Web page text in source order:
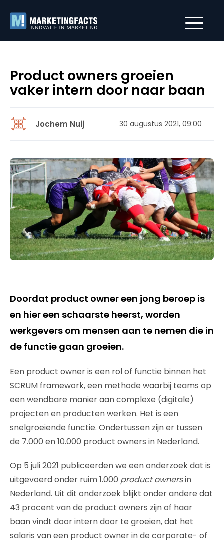
Product owners groeien
vaker intern door naar baan
Jochem Nuij 30 augustus 2021, 09:00
Doordat product owner een jong beroep is
en hier een schaarste heerst, worden
werkgevers om mensen aan te nemen die in
de functie gaan groeien.
Een product owner is een rol of functie binnen het
SCRUM framework, een methode waarbij teams op
een wendbare manier aan complexe (digitale)
projecten en producten werken. Het is een
snelgroeiende functie. Ondertussen zijn er tussen
de 7.000 en 10.000 product owners in Nederland.
Op 5 juli 2021 publiceerden we een onderzoek dat is
uitgevoerd onder ruim 1.000 product ownersin
Nederland. Uit dit onderzoek blijkt onder andere dat
43 procent van de product owners zijn of haar
baan vindt door intern door te groeien, dat het
salaris van een product owner in de corporate- of